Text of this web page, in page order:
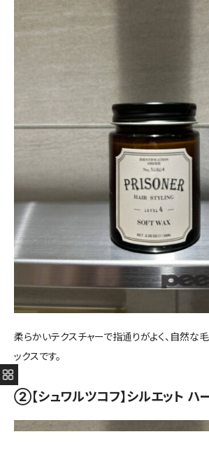
柔らかいテクスチャーで指通りがよく、自然な
ックスです。
②【シュワルツコフ】シルエット ハ